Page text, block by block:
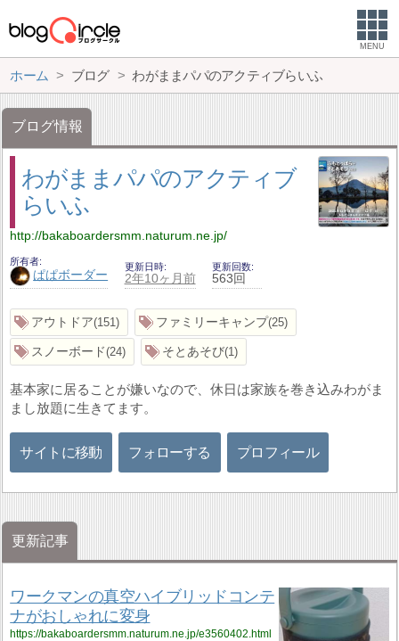
MENU
ホーム ブログ わがままパパのアクティブらいふ
ブログ情報
わがままパパのアクティブ
らいふ
http://bakaboardersmm.naturum.ne.jp/
所有者
ぱぱボーダー
更新日時
2年10ヶ月前
更新回数
563回
アウトドア 151 ファミリーキャンプ 25
スノーボード 24 そとあそび 1
基本家に居ることが嫌いなので、休日は家族を巻き込みわがま
まし放題に生きてます。
サイトに移動 フォローする プロフィール
更新記事
ワークマンの真空ハイブリッドコンテ
ナがおしゃれに変身
https://bakaboardersmm.naturum.ne.jp/e3560402.html